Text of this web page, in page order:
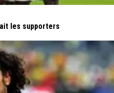
les supporters